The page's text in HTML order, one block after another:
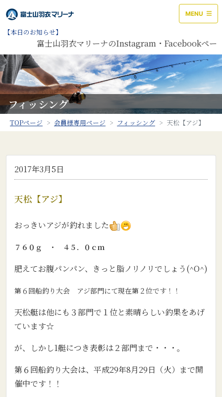
MENU
【本日のお知らせ】
富士山羽衣マリーナのInstagram・Facebookページ
フィッシング
TOPページ 会員様専用ページ フィッシング 天松【アジ】
2017年3月5日
天松【アジ】
おっきいアジが釣れました
７６０ｇ ・ ４５．０ｃｍ
肥えてお腹パンパン、きっと脂ノリノリでしょう(^O^)
第６回船釣り大会 アジ部門にて現在第２位です！！
天松艇は他にも３部門で１位と素晴らしい釣果をあげ
ています☆
が、しかし1艇につき表彰は２部門まで・・・。
第６回船釣り大会は、平成29年8月29日（火）まで開
催中です！！